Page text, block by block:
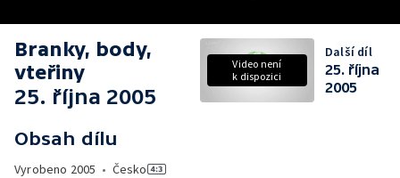
Branky, body,
vteřiny
25. října 2005
Obsah dílu
Vyrobeno 2005 • Česko
Video není
k dispozici
Další díl
25. října
2005